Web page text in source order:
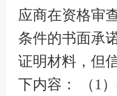
应商在资格审
条件的书面承
证明材料，但
下内容： （1